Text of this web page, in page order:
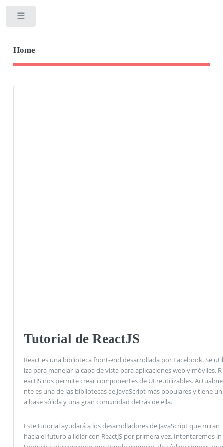
Home
Tutorial de ReactJS
React es una biblioteca front-end desarrollada por Facebook. Se util
iza para manejar la capa de vista para aplicaciones web y móviles. R
eactJS nos permite crear componentes de UI reutilizables. Actualme
nte es una de las bibliotecas de JavaScript más populares y tiene un
a base sólida y una gran comunidad detrás de ella.
Este tutorial ayudará a los desarrolladores de JavaScript que miran
hacia el futuro a lidiar con ReactJS por primera vez. Intentaremos in